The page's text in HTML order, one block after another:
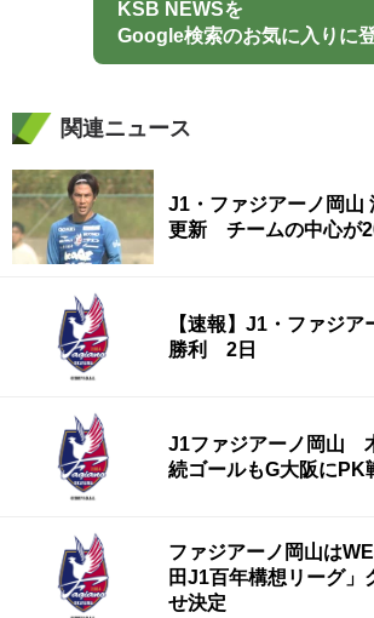
KSB NEWSを
Google検索のお気に入りに
関連ニュース
J1・ファジアーノ岡山
更新 チームの中心が
【速報】J1・ファジ
勝利 2日
J1ファジアーノ岡山
続ゴールもG大阪にPK
ファジアーノ岡山は
田J1百年構想リーグ」
せ決定